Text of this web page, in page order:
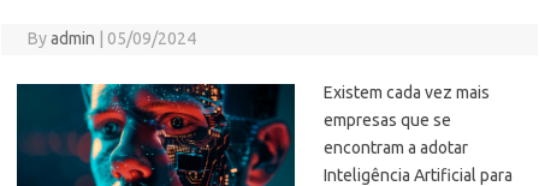
Byadmin 05/09/2024
Existem cada vez mais
empresas que se
encontram a adotar
Inteligência Artificial para